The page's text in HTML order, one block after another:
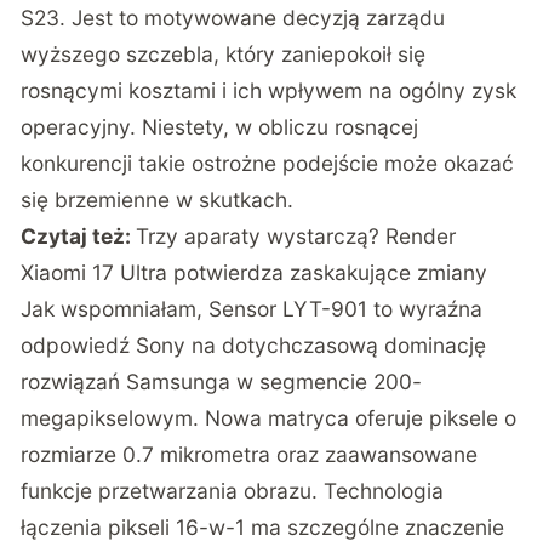
S23. Jest to motywowane decyzją zarządu
wyższego szczebla, który zaniepokoił się
rosnącymi kosztami i ich wpływem na ogólny zysk
operacyjny. Niestety, w obliczu rosnącej
konkurencji takie ostrożne podejście może okazać
się brzemienne w skutkach.
Czytaj też:Trzy aparaty wystarczą? Render
Xiaomi 17 Ultra potwierdza zaskakujące zmiany
Jak wspomniałam, Sensor LYT-901 to wyraźna
odpowiedź Sony na dotychczasową dominację
rozwiązań Samsunga w segmencie 200-
megapikselowym. Nowa matryca oferuje piksele o
rozmiarze 0.7 mikrometra oraz zaawansowane
funkcje przetwarzania obrazu. Technologia
łączenia pikseli 16-w-1 ma szczególne znaczenie